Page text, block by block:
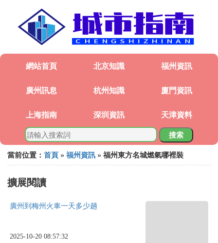
網站首頁 北京知識 福州資訊
廣州訊息 杭州知識 廈門資訊
上海指南 深圳資訊 天津資料
搜索
當前位置： 首頁 » 福州資訊 » 福州東方名城燃氣哪裡裝
擴展閱讀
廣州到梅州火車一天多少趟
2025-10-20 08:57:32